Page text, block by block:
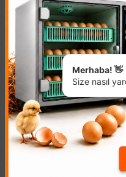
Benzer Ürünler
Merhaba! 👋
Size nasıl